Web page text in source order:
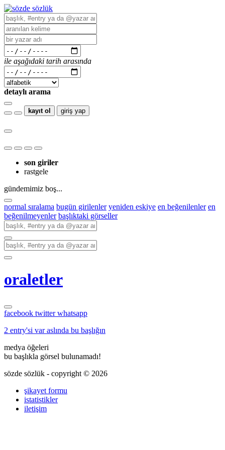
ile aşağıdaki tarih arasında
detaylı arama
kayıt ol giriş yap
son giriler
rastgele
gündemimiz boş...
normal sıralama bugün girilenler yeniden eskiye en beğenilenler en
beğenilmeyenler başlıktaki görseller
oraletler
facebook twitterwhatsapp
2 entry'si var aslında bu başlığın
medya öğeleri
bu başlıkla görsel bulunamadı!
sözde sözlük - copyright © 2026
şikayet formu
istatistikler
iletişim